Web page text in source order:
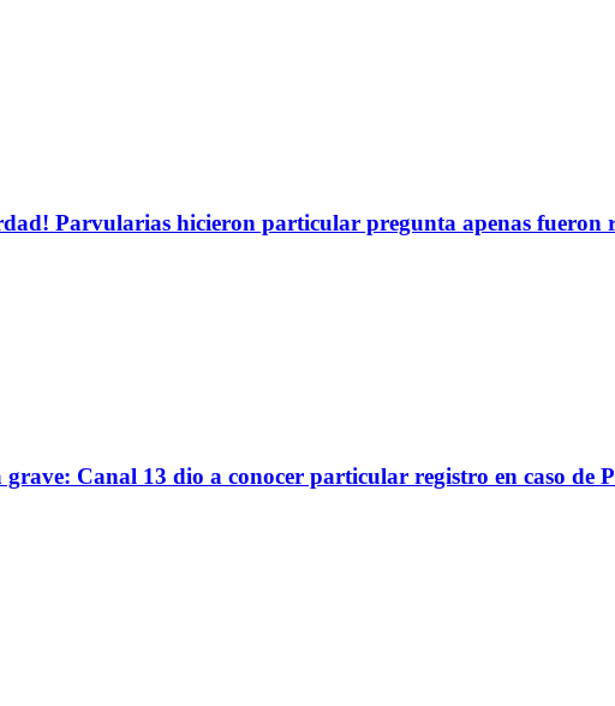
Parvularias hicieron particular pregunta apenas fueron
Canal 13 dio a conocer particular registro en caso de